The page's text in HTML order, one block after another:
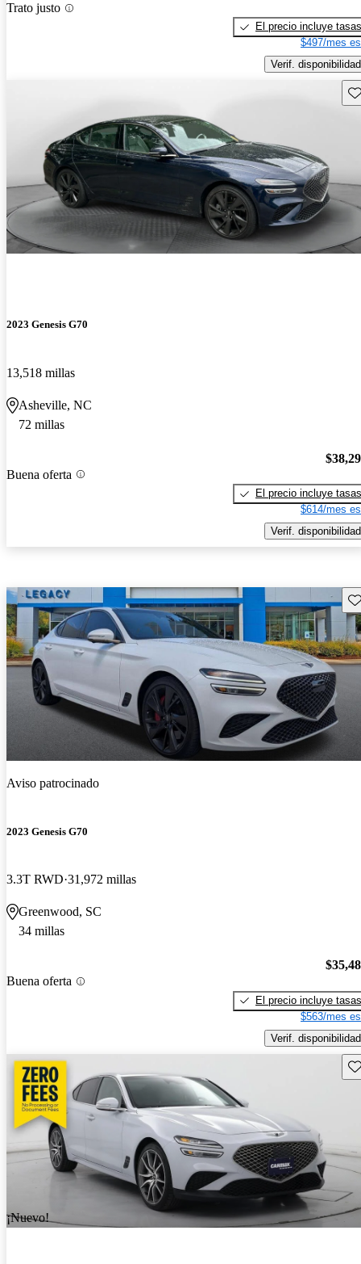
Trato justo
El precio incluye tasas
$497/mes
Verif. disponibilidad
2023 Genesis G70
13,518 millas
Asheville, NC
72 millas
Buena oferta
El precio incluye tasas
$614/mes
Verif. disponibilidad
Aviso patrocinado
2023 Genesis G70
3.3T RWD 31,972 millas
Greenwood, SC
34 millas
Buena oferta
El precio incluye tasas
$563/mes
Verif. disponibilidad
¡Nuevo!